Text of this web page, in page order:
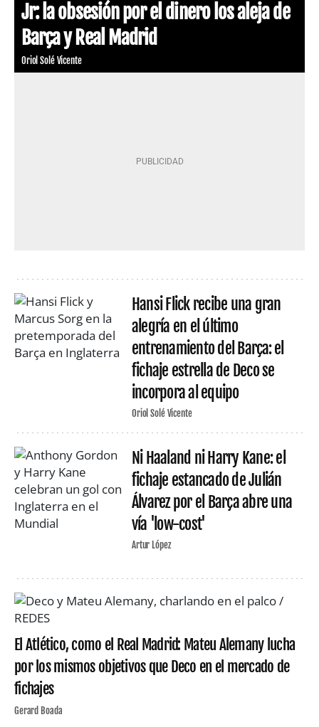
Jr: la obsesión por el dinero los aleja de
Barça y Real Madrid
Oriol Solé Vicente
Hansi Flick recibe una gran
alegría en el último
entrenamiento del Barça: el
fichaje estrella de Deco se
incorpora al equipo
Oriol Solé Vicente
Ni Haaland ni Harry Kane: el
fichaje estancado de Julián
Álvarez por el Barça abre una
vía 'low-cost'
Artur López
El Atlético, como el Real Madrid: Mateu Alemany lucha
por los mismos objetivos que Deco en el mercado de
fichajes
Gerard Boada